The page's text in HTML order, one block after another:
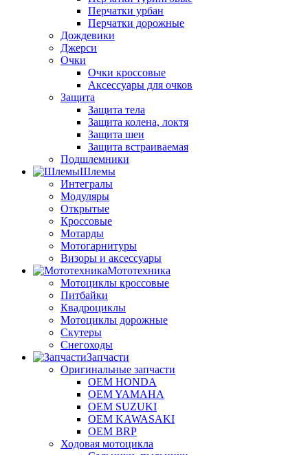
Перчатки урбан
Перчатки дорожные
Дождевики
Джерси
Очки
Очки кроссовые
Аксессуары для очков
Защита
Защита тела
Защита колена, локтя
Защита шеи
Защита встраиваемая
Подшлемники
Шлемы
Интегралы
Модуляры
Открытые
Кроссовые
Мотарды
Мотогарнитуры
Визоры и аксессуары
Мототехника
Мотоциклы кроссовые
Питбайки
Квадроциклы
Мотоциклы дорожные
Скутеры
Снегоходы
Запчасти
Оригинальные запчасти
OEM HONDA
OEM YAMAHA
OEM SUZUKI
OEM KAWASAKI
OEM BRP
Ходовая мотоцикла